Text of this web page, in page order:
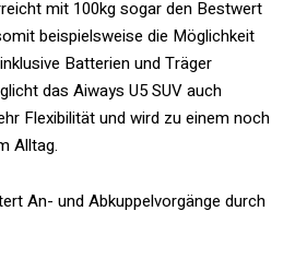
mit 100kg sogar den Bestwert
beispielsweise die Möglichkeit
Batterien und Träger
das Aiways U5 SUV auch
Flexibilität und wird zu einem noch
Alltag.
An- und Abkuppelvorgänge durch